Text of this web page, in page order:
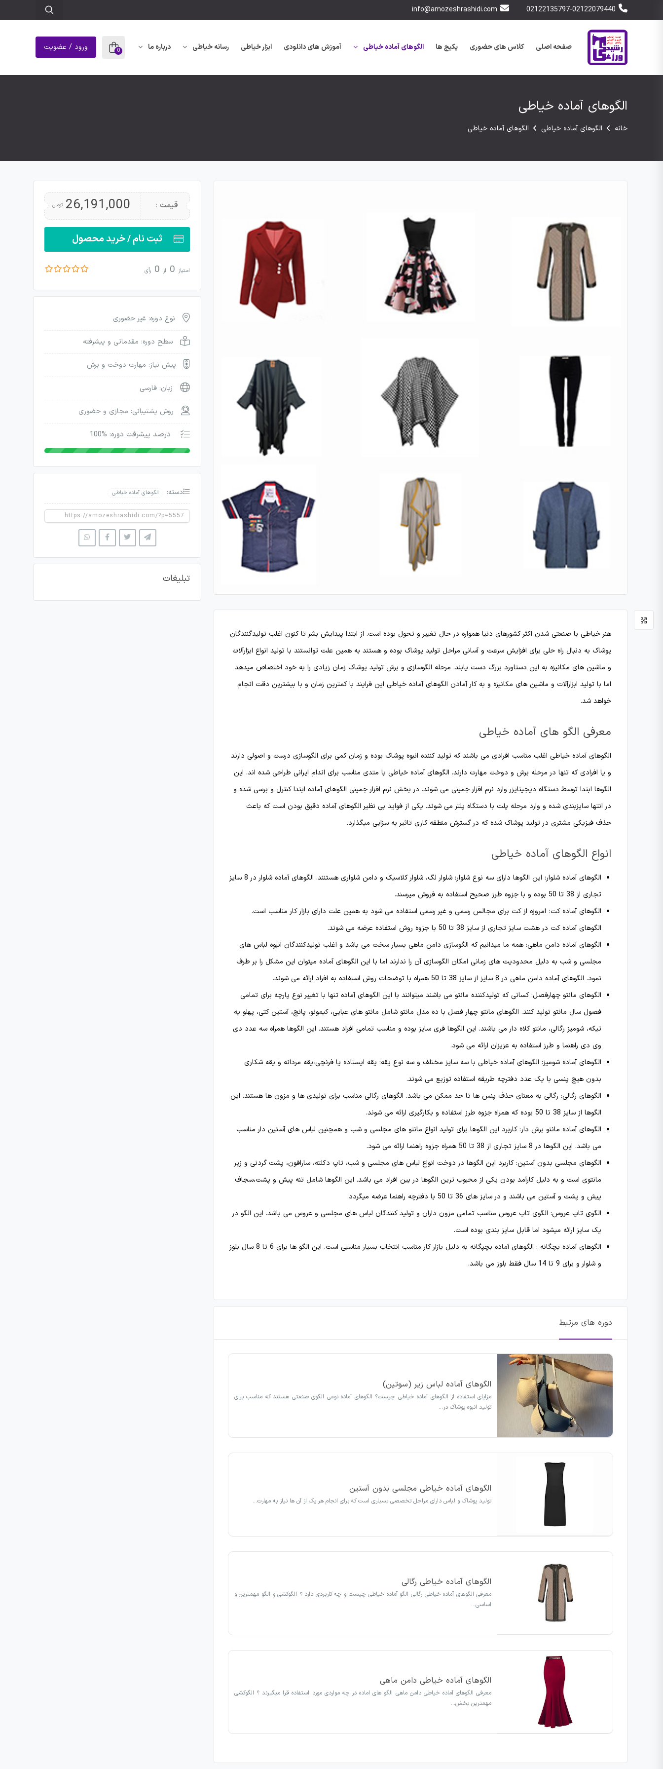
02122135797-02122079440
info@amozeshrashidi.com
صفحه اصلی کلاس های حضوری پکیج ها الگوهای آماده خیاطی آموزش های دانلودی ابزار خیاطی رسانه خیاطی درباره ما 0 ورود / عضویت
الگوهای آماده خیاطی
خانه الگوهای آماده خیاطی الگوهای آماده خیاطی
هنر خیاطی با صنعتی شدن اکثر کشورهای دنیا همواره در حال تغییر و تحول بوده است. از ابتدا پیدایش بشر تا کنون اغلب تولیدگنندگان
پوشاک به دنبال راه حلی برای افزایش سرعت و آسانی مراحل تولید پوشاک بوده و هستند به همین علت توانستند با تولید انواع ابزارآلات
و ماشین های مکانیزه به این دستاورد بزرگ دست یابند. مرحله الگوسازی و برش تولید پوشاک زمان زیادی را به خود اختصاص میدهد
اما با تولید ابزارآلات و ماشین های مکانیزه و به کار آمادن الگوهای آماده خیاطی این فرایند با کمترین زمان و با بیشترین دقت انجام
خواهد شد.
معرفی الگو های آماده خیاطی
الگوهای آماده خیاطی اغلب مناسب افرادی می باشند که تولید کننده انبوه پوشاک بوده و زمان کمی برای الگوسازی درست و اصولی دارند
و یا افرادی که تنها در مرحله برش و دوخت مهارت دارند. الگوهای آماده خیاطی با متدی مناسب برای اندام ایرانی طراحی شده اند. این
الگوها ابتدا توسط دستگاه دیجیتایزر وارد نرم افزار جمینی می شوند. در بخش نرم افزار جمینی الگوهای آماده ابتدا کنترل و برسی شده و
در انتها سایزبندی شده و وارد مرحله پلت با دستگاه پلتر می شوند. یکی از فواید بی نظیر الگوهای آماده دقیق بودن است که باعث
حذف فیزیکی مشتری در تولید پوشاک شده که در گسترش منطقه کاری تاثیر به سزایی میگذارد.
انواع الگوهای آماده خیاطی
الگوهای آماده شلوار: این الگوها دارای سه نوع شلوار: شلوار لگ، شلوار کلاسیک و دامن شلواری هستنند. الگوهای آماده شلوار در 8 سایز
تجاری از 38 تا 50 بوده و با جزوه طرز صحیح استفاده به فروش میرسند.
الگوهای آماده کت: امروزه از کت برای مجالس رسمی و غیر رسمی استفاده می شود به همین علت دارای بازار کار مناسب است.
الگوهای آماده کت در هشت سایز تجاری از سایز 38 تا 50 با جزوه روش استفاده عرضه می شوند.
الگوهای آماده دامن ماهی: همه ما میدانیم که الگوسازی دامن ماهی بسیار سخت می باشد و اغلب تولیدکنندگان انبوه لباس های
مجلسی و شب به دلیل محدودیت های زمانی امکان الگوسازی آن را ندارند اما با این الگوهای آماده میتوان این مشکل را بر طرف
نمود. الگوهای آماده دامن ماهی در 8 سایز از سایز 38 تا 50 همراه با توضحات روش استفاده به افراد ارائه می شوند.
الگوهای مانتو چهارفصل: کسانی که تولیدکننده مانتو می باشند میتوانند با این الگوهای آماده تنها با تغییر نوع پارچه برای تمامی
فصول سال مانتو تولید کنند. الگوهای مانتو چهار فصل با ده مدل مانتو شامل مانتو های عبایی، کیمونو، پانچ، آستین کتی، پهلو یه
تیکه، شومیز رگالی، مانتو کلاه دار می باشند. این الگوها فری سایز بوده و مناسب تمامی افراد هستند. این الگوها همراه سه عدد دی
وی دی راهنما و طرز استفاده به عزیزان ارائه می شود.
الگوهای آماده شومیز: الگوهای آماده خیاطی با سه سایز مختلف و سه نوع یقه: یقه ایستاده یا فرنچی،یقه مردانه و یقه شکاری
بدون هیچ پنسی با یک عدد دفترچه طریقه استفاده توزیع می شوند.
الگوهای رگالی: رگالی به معنای حذف پنس ها تا حد ممکن می باشد. الگوهای رگالی مناسب برای تولیدی ها و مزون ها هستند. این
الگوها از سایز 38 تا 50 بوده که همراه جزوه طرز استفاده و بکارگیری ارائه می شوند.
الگوهای آماده مانتو برش دار: کاربرد این الگوها برای تولید انواع مانتو های مجلسی و شب و همچنین لباس های آستین دار مناسب
می باشد. این الگوها در 8 سایز تجاری از 38 تا 50 همراه جزوه راهنما ارائه می شود.
الگوهای مجلسی بدون آستین: کاربرد این الگوها در دوخت انواع لباس های مجلسی و شب، تاپ دکلته، سارافون، پشت گردنی و زیر
مانتوی است و به دلیل کارآمد بودن یکی از محبوب ترین الگوها در بین افراد می باشد. این الگوها شامل تنه پیش و پشت،سجاف
پیش و پشت و آستین می باشند و در سایز های 36 تا 50 با دفترچه راهنما عرضه میگردد.
الگوی تاپ عروس: الگوی تاپ عروس مناسب تمامی مزون داران و تولید کنندگان لباس های مجلسی و عروس می باشد. این الگو در
یک سایز ارائه میشود اما قابل سایز بندی بوده است.
الگوهای آماده بچگانه : الگوهای آماده بچپگانه به دلیل بازار کار مناسب انتخاب بسیار مناسبی است. این الگو ها برای 6 تا 8 سال بلوز
و شلوار و برای 9 تا 14 سال فقط بلوز می باشد.
دوره های مرتبط
الگوهای آماده لباس زیر (سوتین)
مزایای استفاده از الگوهای آماده خیاطی چیست؟ الگوهای آماده نوعی الگوی صنعتی هستند که مناسب برای
تولید انبوه پوشاک در…
الگوهای آماده خیاطی مجلسی بدون آستین
تولید پوشاک و لباس دارای مراحل تخصصی بسیاری است که برای انجام هر یک از آن ها نیاز به مهارت…
الگوهای آماده خیاطی رگالی
معرفی الگوهای آماده خیاطی رگالی الگو آماده خیاطی چیست و چه کاربردی دارد ؟ الگوکشی و الگو مهمترین و
اساسی…
الگوهای آماده خیاطی دامن ماهی
معرفی الگوهای آماده خیاطی دامن ماهی الگو های اماده در چه مواردی مورد استفاده قرا میگیرند ؟ الگوکشی
مهمترین بخش…
قیمت : 26,191,000 تومان
ثبت نام / خرید محصول
امتیاز 0 از 0 رأی
نوع دوره: غیر حضوری
سطح دوره: مقدماتی و پیشرفته
پیش نیاز: مهارت دوخت و برش
زبان: فارسی
روش پشتیبانی: مجازی و حضوری
درصد پیشرفت دوره: %100
دسته: الگوهای آماده خیاطی
تبلیغات